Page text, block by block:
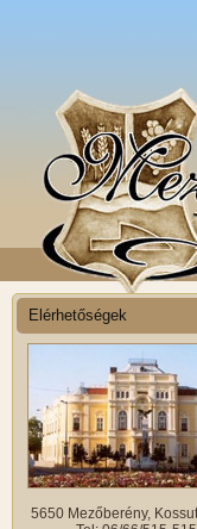
Elérhetőségek
5650 Mezőberény,